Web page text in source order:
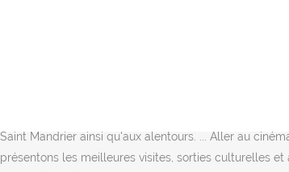
des films en 3D qui sont impressionnants et
Saint Mandrier ainsi qu'aux alentours. ... Aller au
présentons les meilleures visites, sorties culturelles